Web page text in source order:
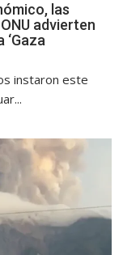
las
advierten
instaron este